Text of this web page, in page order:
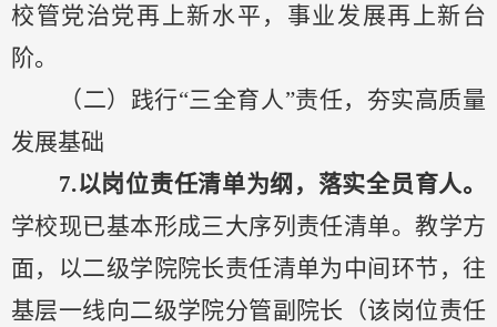
校管党治党再上新水平，事业发展再上新台
阶。
（二）践行“三全育人”责任， 夯实高质量
发展基础
7.以岗位责任清单为纲，落实全员育人。
学校现已基本形成三大序列责任清单。教学方
面，以二级学院院长责任清单为中间环节，往
基层一线向二级学院分管副院长（该岗位责任